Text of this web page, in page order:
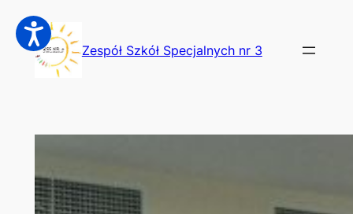
Przejdź
do
treści
Zespół Szkół Specjalnych nr 3